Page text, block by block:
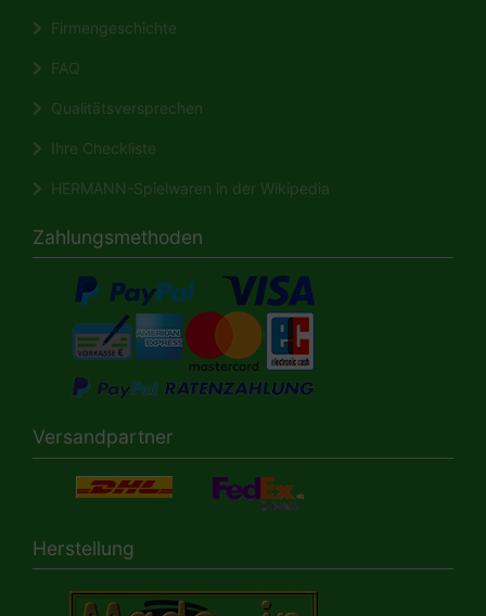
Firmengeschichte
FAQ
Qualitätsversprechen
Ihre Checkliste
HERMANN-Spielwaren in der Wikipedia
Zahlungsmethoden
Versandpartner
Herstellung